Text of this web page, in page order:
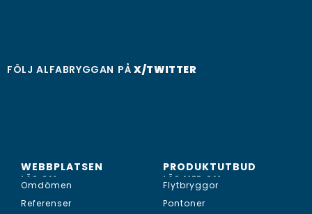
FÖLJ ALFABRYGGAN PÅ X/TWITTER
WEBBPLATSEN
LÄS OM...
Omdömen
Referenser
PRODUKTUTBUD
LÄS MER OM...
Flytbryggor
Pontoner